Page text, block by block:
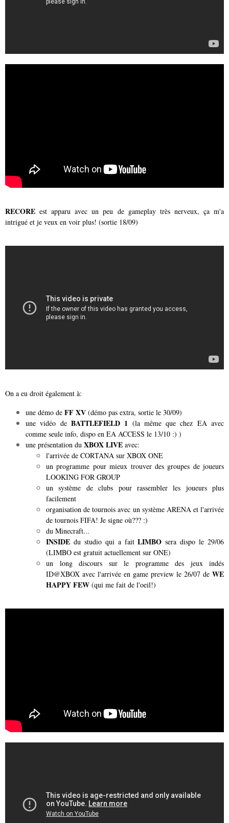
RECORE est apparu avec un peu de gameplay très nerveux, ça m'a
intrigué et je veux en voir plus! (sortie 18/09)
On a eu droit également à:
une démo de FF XV (démo pas extra, sortie le 30/09)
une vidéo de BATTLEFIELD 1 (la même que chez EA avec
comme seule info, dispo en EA ACCESS le 13/10 :) )
une présentation du XBOX LIVE avec:
l'arrivée de CORTANA sur XBOX ONE
un programme pour mieux trouver des groupes de joueurs
LOOKING FOR GROUP
un système de clubs pour rassembler les joueurs plus
facilement
organisation de tournois avec un système ARENA et l'arrivée
de tournois FIFA! Je signe où??? :)
du Minecraft...
INSIDE du studio qui a faitLIMBO sera dispo le 29/06
(LIMBO est gratuit actuellement sur ONE)
un long discours sur le programme des jeux indés
ID@XBOX avec l'arrivée en game preview le 26/07 de WE
HAPPY FEW (qui me fait de l'oeil!)